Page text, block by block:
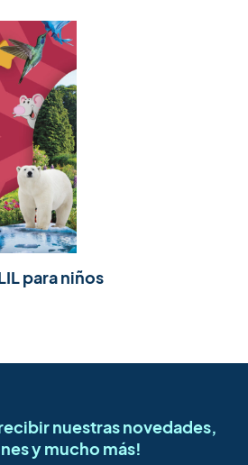
para niños
nuestras novedades,
y mucho más!